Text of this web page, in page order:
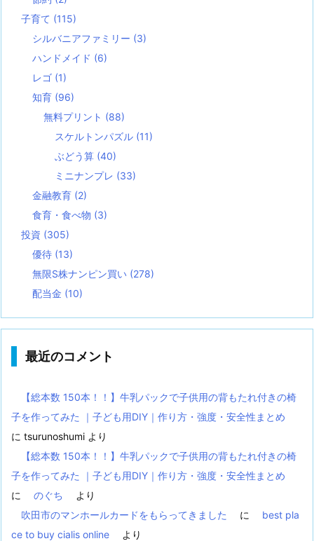
子育て (115)
シルバニアファミリー (3)
ハンドメイド (6)
レゴ (1)
知育 (96)
無料プリント (88)
スケルトンパズル (11)
ぶどう算 (40)
ミニナンプレ (33)
金融教育 (2)
食育・食べ物 (3)
投資 (305)
優待 (13)
無限S株ナンピン買い (278)
配当金 (10)
最近のコメント
【総本数 150本！！】牛乳パックで子供用の背もたれ付きの椅
子を作ってみた ｜子ども用DIY｜作り方・強度・安全性まとめ
に tsurunoshumi より
【総本数 150本！！】牛乳パックで子供用の背もたれ付きの椅
子を作ってみた ｜子ども用DIY｜作り方・強度・安全性まとめ
に
のぐち
より
吹田市のマンホールカードをもらってきました
に
best pla
ce to buy cialis online
より